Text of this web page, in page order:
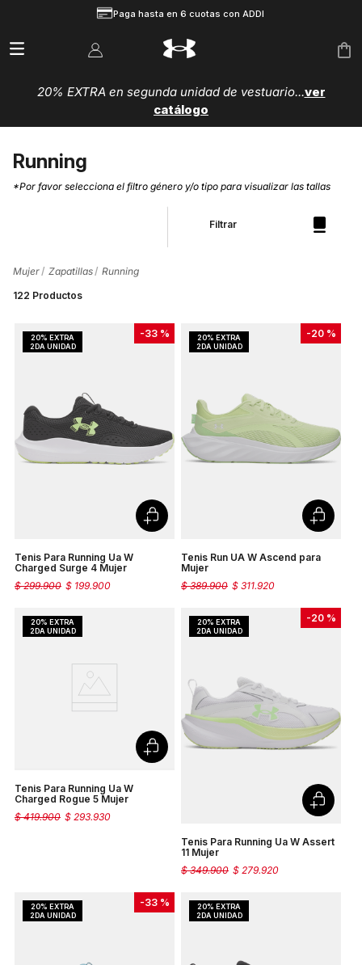
Paga hasta en 6 cuotas con ADDI
20% EXTRA en segunda unidad de vestuario...ver
catálogo
Running
*Por favor selecciona el filtro género y/o tipo para visualizar las tallas
Filtrar
Mujer Zapatillas
Running
122 Productos
-33 %
Tenis Para Running Ua W
Charged Surge 4 Mujer
$ 199.900
$ 299.900
-20 %
Tenis Run UA W Ascend para
Mujer
$ 311.920
$ 389.900
Tenis Para Running Ua W
Charged Rogue 5 Mujer
$ 293.930
$ 419.900
-20 %
Tenis Para Running Ua W Assert
11 Mujer
$ 279.920
$ 349.900
-33 %